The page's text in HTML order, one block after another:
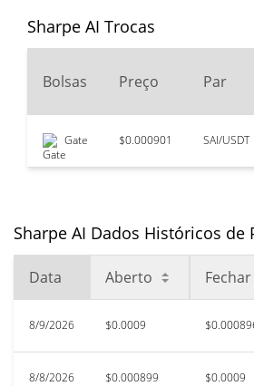
52 Semana Baixa / 52
Semana Alta
Máxima de todos os
Baixa de todos os tempos
Sharpe AI Trocas
Bolsas Preço Par
Gate $0.000901 SAI/USDT
Sharpe AI Dados Históricos de
Data Aberto Fechar
8/9/2026 $0.0009
8/8/2026 $0.000899 $0.0009